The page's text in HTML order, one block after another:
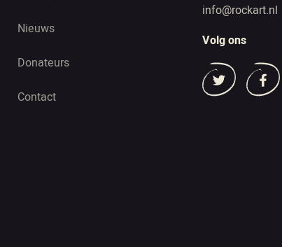
Nieuws
Donateurs
Contact
info@rockart.nl
Volg ons